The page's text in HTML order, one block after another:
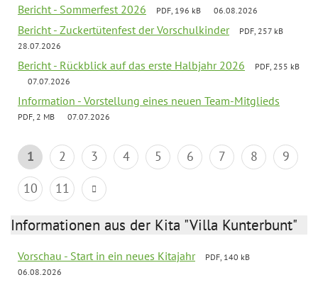
Bericht - Sommerfest 2026 PDF, 196 kB 06.08.2026
Bericht - Zuckertütenfest der Vorschulkinder
PDF, 257 kB
28.07.2026
Bericht - Rückblick auf das erste Halbjahr 2026
PDF, 255 kB
07.07.2026
Information - Vorstellung eines neuen Team-Mitglieds
PDF, 2 MB 07.07.2026
1 2 3 4 5 6 7 8
9
10
11
Informationen aus der Kita "Villa Kunterbunt"
Vorschau - Start in ein neues Kitajahr
PDF, 140 kB
06.08.2026